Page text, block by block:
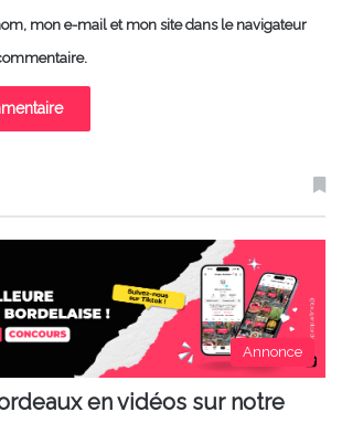
mon e-mail et mon site dans le navigateur
Annonce
en vidéos sur notre